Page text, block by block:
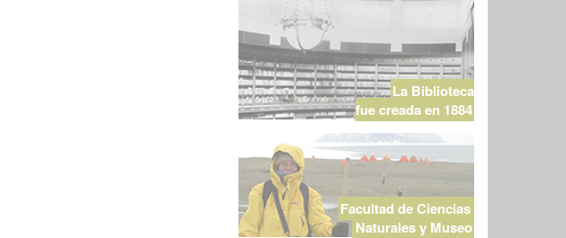
La Biblioteca
fue creada en 1884
Facultad de Ciencias
Naturales y Museo